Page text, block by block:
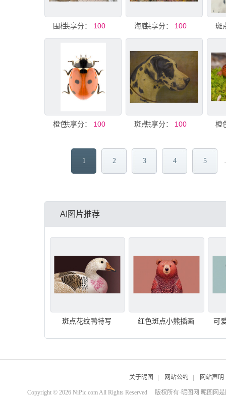
围栏内的斑点小鹿
共享分： 100 海底伪装的斑点小鱼
共享分： 100
橙色斑点瓢虫特写
共享分： 100 斑点犬肖像画
共享分： 100
1 2 3 4 5
AI图片推荐
斑点花纹鸭特写 红色斑点小熊插画 可
关于昵图 | 网站公约 | 网站声明
Copyright © 2026 NiPic.com All Rights Reserved 版权所有·昵图网 昵图网